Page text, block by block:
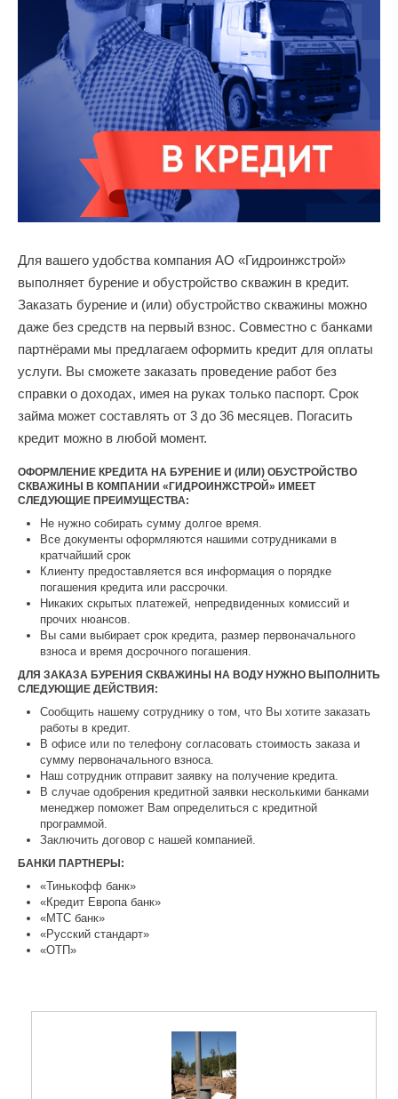
Для вашего удобства компания АО «Гидроинжстрой»
выполняет бурение и обустройство скважин в кредит.
Заказать бурение и (или) обустройство скважины можно
даже без средств на первый взнос. Совместно с банками
партнёрами мы предлагаем оформить кредит для оплаты
услуги. Вы сможете заказать проведение работ без
справки о доходах, имея на руках только паспорт. Срок
займа может составлять от 3 до 36 месяцев. Погасить
кредит можно в любой момент.
ОФОРМЛЕНИЕ КРЕДИТА НА БУРЕНИЕ И (ИЛИ) ОБУСТРОЙСТВО
СКВАЖИНЫ В КОМПАНИИ «ГИДРОИНЖСТРОЙ» ИМЕЕТ
СЛЕДУЮЩИЕ ПРЕИМУЩЕСТВА:
Не нужно собирать сумму долгое время.
Все документы оформляются нашими сотрудниками в
кратчайший срок
Клиенту предоставляется вся информация о порядке
погашения кредита или рассрочки.
Никаких скрытых платежей, непредвиденных комиссий и
прочих нюансов.
Вы сами выбирает срок кредита, размер первоначального
взноса и время досрочного погашения.
ДЛЯ ЗАКАЗА БУРЕНИЯ СКВАЖИНЫ НА ВОДУ НУЖНО ВЫПОЛНИТЬ
СЛЕДУЮЩИЕ ДЕЙСТВИЯ:
Сообщить нашему сотруднику о том, что Вы хотите заказать
работы в кредит.
В офисе или по телефону согласовать стоимость заказа и
сумму первоначального взноса.
Наш сотрудник отправит заявку на получение кредита.
В случае одобрения кредитной заявки несколькими банками
менеджер поможет Вам определиться с кредитной
программой.
Заключить договор с нашей компанией.
БАНКИ ПАРТНЕРЫ:
«Тинькофф банк»
«Кредит Европа банк»
«МТС банк»
«Русский стандарт»
«ОТП»